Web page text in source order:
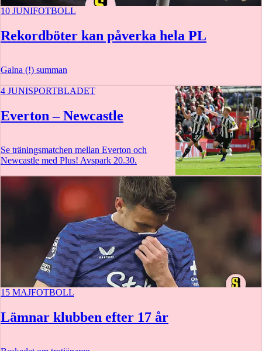
10 JUNIFOTBOLL
Rekordböter kan påverka hela PL
Galna (!) summan
4 JUNISPORTBLADET
Everton – Newcastle
Se träningsmatchen mellan Everton och
Newcastle med Plus! Avspark 20.30.
15 MAJFOTBOLL
Lämnar klubben efter 17 år